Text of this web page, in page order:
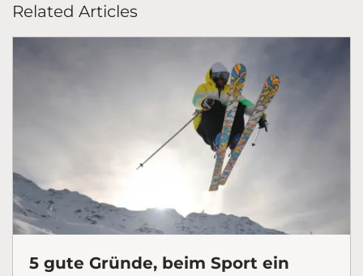
Related Articles
5 gute Gründe, beim Sport ein